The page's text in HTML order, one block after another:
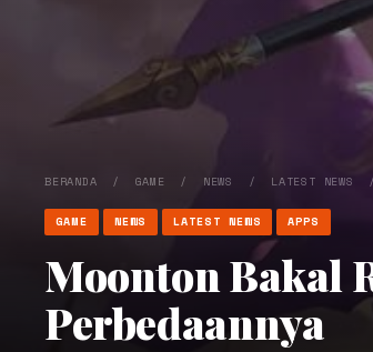
BERANDA / GAME / NEWS / LATEST NEWS
GAME NEWS LATEST NEWS APPS
Moonton Bakal
Perbedaannya